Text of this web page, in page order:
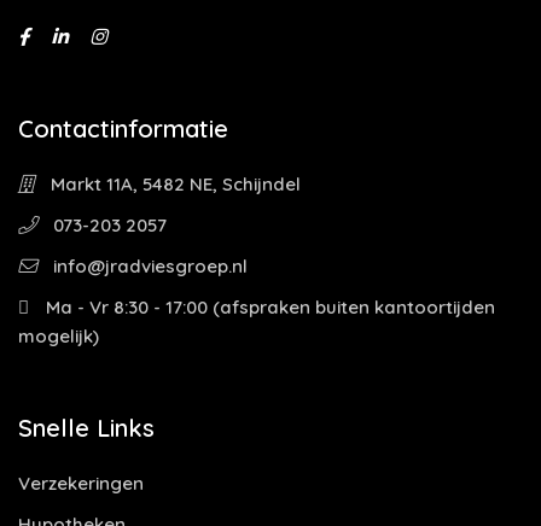
Contactinformatie
Markt 11A, 5482 NE, Schijndel
073-203 2057
info@jradviesgroep.nl
Ma - Vr 8:30 - 17:00 (afspraken buiten kantoortijden
mogelijk)
Snelle Links
Verzekeringen